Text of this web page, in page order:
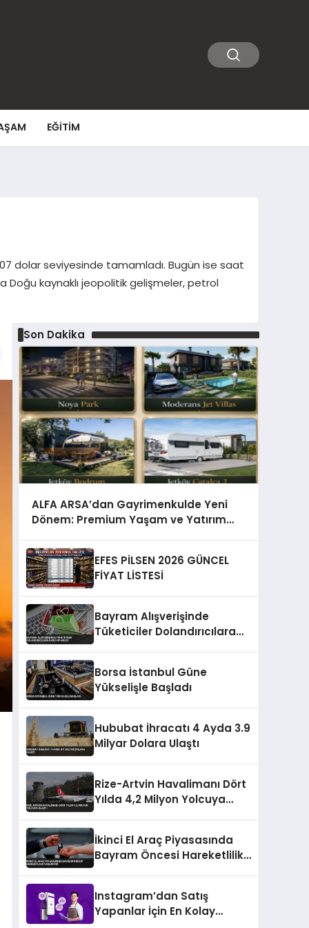
EĞITIM
dolar seviyesinde tamamladı. Bugün ise saat
Doğu kaynaklı jeopolitik gelişmeler, petrol
Son Dakika
ALFA ARSA’dan Gayrimenkulde Yeni
Dönem: Premium Yaşam ve Yatırım
EFES PİLSEN 2026 GÜNCEL
FİYAT LİSTESİ
Bayram Alışverişinde
Tüketiciler Dolandırıcılara
Borsa İstanbul Güne
Yükselişle Başladı
Hububat İhracatı 4 Ayda 3.9
Milyar Dolara Ulaştı
Rize-Artvin Havalimanı Dört
Yılda 4,2 Milyon Yolcuya
İkinci El Araç Piyasasında
Bayram Öncesi Hareketlilik
Instagram’dan Satış
Yapanlar İçin En Kolay